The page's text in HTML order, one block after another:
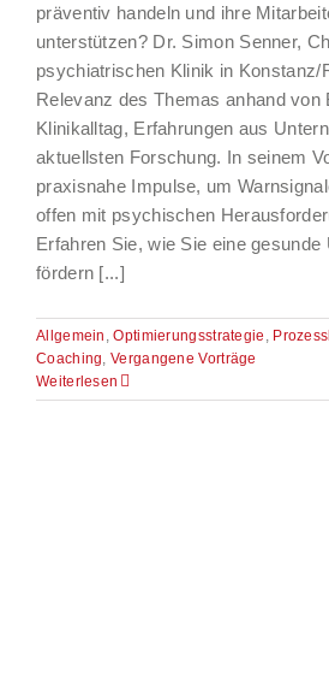
präventiv handeln und ihre
unterstützen? Dr. Simon Senner,
psychiatrischen Klinik in Konstanz/
Relevanz des Themas anhand von
Klinikalltag, Erfahrungen aus
aktuellsten Forschung. In seinem
praxisnahe Impulse, um
offen mit psychischen
Erfahren Sie, wie Sie eine
fördern [...]
Allgemein ,Optimierungsstrategie
Coaching ,Vergangene Vorträge
Weiterlesen